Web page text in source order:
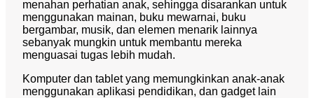
menahan perhatian anak, sehingga disarankan untuk
menggunakan mainan, buku mewarnai, buku
bergambar, musik, dan elemen menarik lainnya
sebanyak mungkin untuk membantu mereka
menguasai tugas lebih mudah.
Komputer dan tablet yang memungkinkan anak-anak
menggunakan aplikasi pendidikan, dan gadget lain